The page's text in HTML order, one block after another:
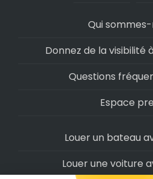
Qui sommes-
Donnez de la visibilité
Questions
Espace
Louer un bateau
Louer une voiture